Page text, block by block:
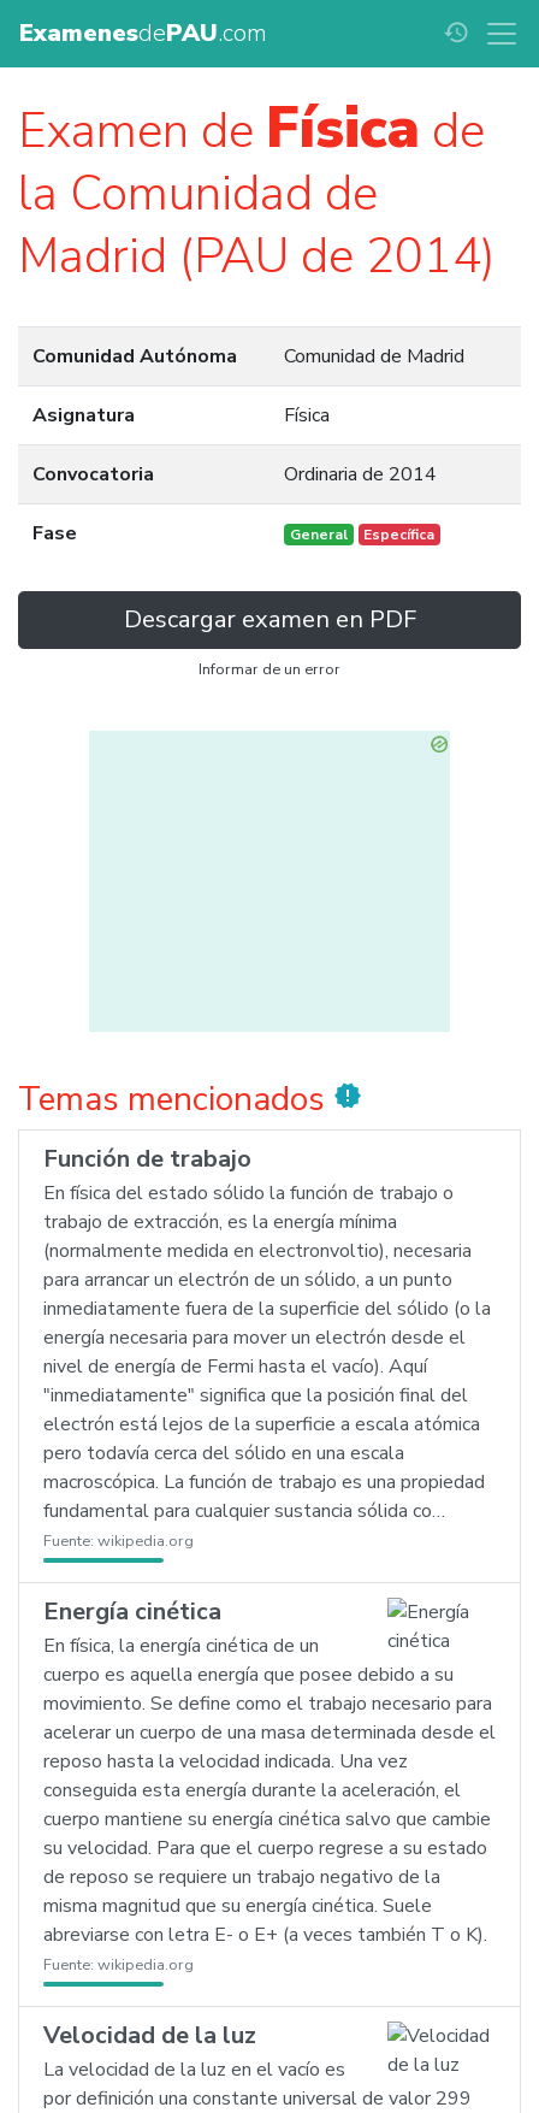
ExamenesdePAU.com history
Examen de Física de
la Comunidad de
Madrid (PAU de 2014)
Comunidad Autónoma Comunidad de Madrid
Asignatura Física
Convocatoria Ordinaria de 2014
Fase General Específica
Descargar examen en PDF
Informar de un error
Temas mencionados new_releases
Función de trabajo
En física del estado sólido la función de trabajo o
trabajo de extracción, es la energía mínima
(normalmente medida en electronvoltio), necesaria
para arrancar un electrón de un sólido, a un punto
inmediatamente fuera de la superficie del sólido (o la
energía necesaria para mover un electrón desde el
nivel de energía de Fermi hasta el vacío). Aquí
"inmediatamente" significa que la posición final del
electrón está lejos de la superficie a escala atómica
pero todavía cerca del sólido en una escala
macroscópica. La función de trabajo es una propiedad
fundamental para cualquier sustancia sólida co…
Fuente: wikipedia.org
Energía cinética
En física, la energía cinética de un
cuerpo es aquella energía que posee debido a su
movimiento. Se define como el trabajo necesario para
acelerar un cuerpo de una masa determinada desde el
reposo hasta la velocidad indicada. Una vez
conseguida esta energía durante la aceleración, el
cuerpo mantiene su energía cinética salvo que cambie
su velocidad. Para que el cuerpo regrese a su estado
de reposo se requiere un trabajo negativo de la
misma magnitud que su energía cinética. Suele
abreviarse con letra E- o E+ (a veces también T o K).
Fuente: wikipedia.org
Velocidad de la luz
La velocidad de la luz en el vacío es
por definición una constante universal de valor 299